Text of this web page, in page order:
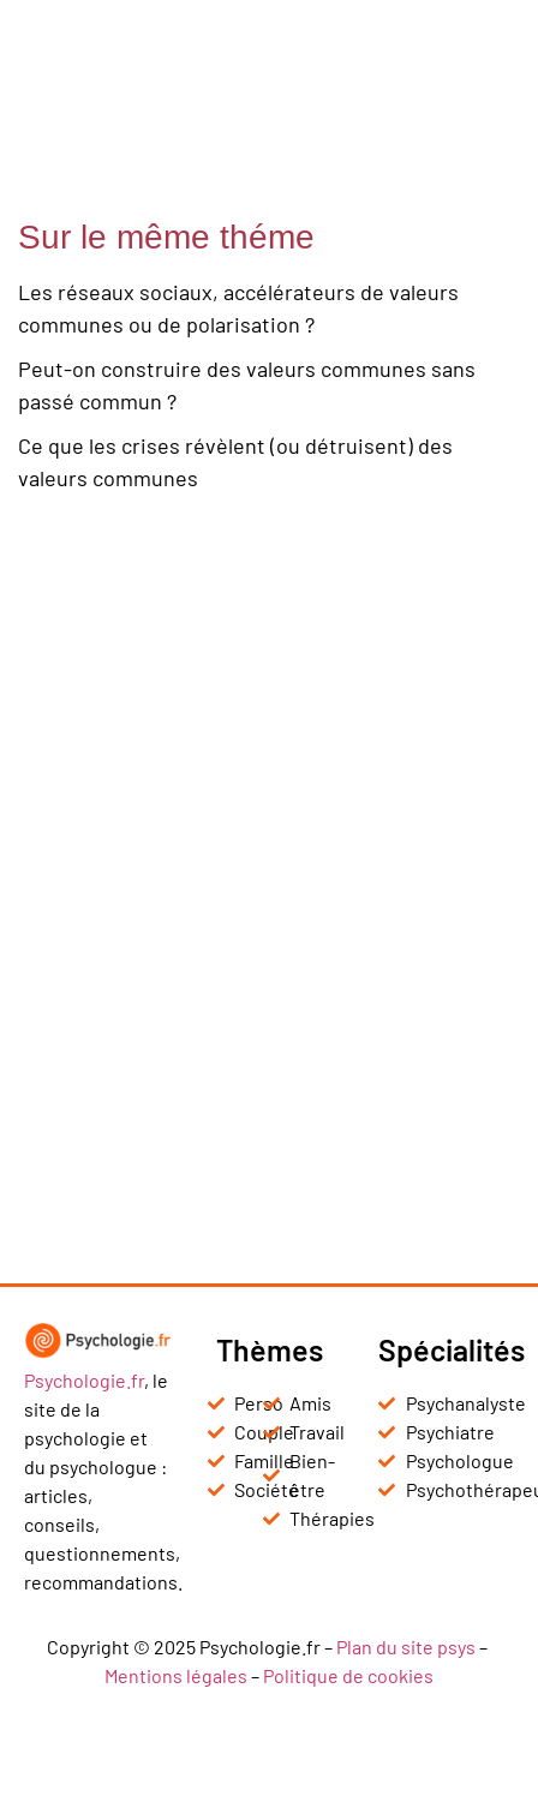
Sur le même théme
Les réseaux sociaux, accélérateurs de valeurs
communes ou de polarisation ?
Peut-on construire des valeurs communes sans
passé commun ?
Ce que les crises révèlent (ou détruisent) des
valeurs communes
Psychologie.fr, le
site de la
psychologie et
du psychologue :
articles,
conseils,
questionnements,
recommandations.
Thèmes
Perso
Couple
Famille
Société
Amis
Travail
Bien-
être
Thérapies
Spécialités
Psychanalyste
Psychiatre
Psychologue
Copyright © 2025 Psychologie.fr – Plan du site psys –
Mentions légales – Politique de cookies